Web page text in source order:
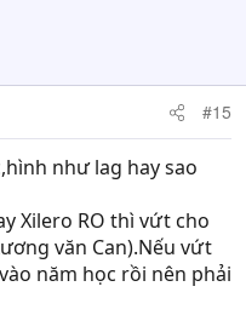
#15
như lag hay sao
Xilero RO thì vứt cho
văn Can).Nếu vứt
năm học rồi nên phải